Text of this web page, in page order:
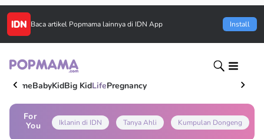
Baca artikel Popmama lainnya di IDN App Install
HomeBabyKidBig KidLifePregnancy
For
You
Iklanin di IDN Tanya Ahli Kumpulan Dongeng